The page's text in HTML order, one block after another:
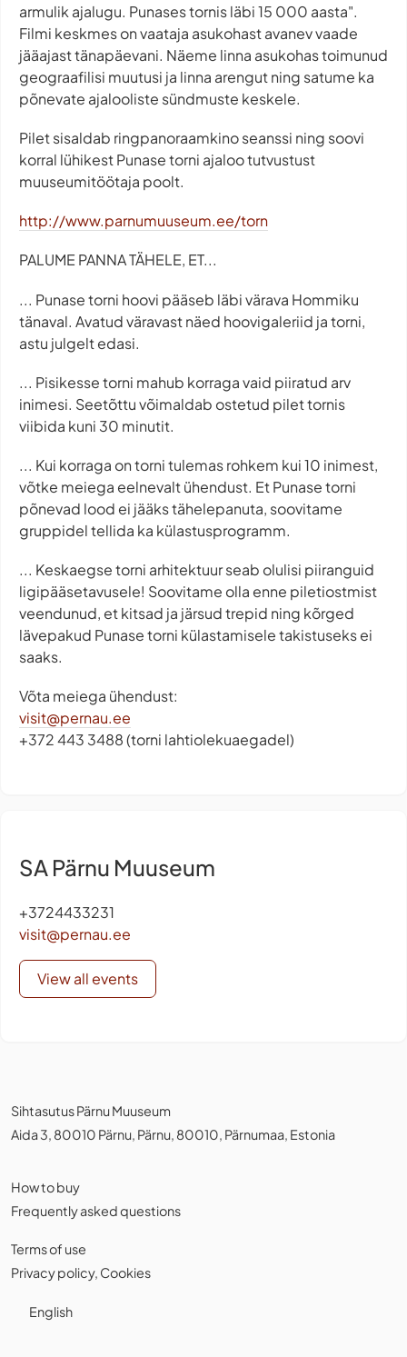
armulik ajalugu. Punases tornis läbi 15 000 aasta".
Filmi keskmes on vaataja asukohast avanev vaade
jääajast tänapäevani. Näeme linna asukohas toimunud
geograafilisi muutusi ja linna arengut ning satume ka
põnevate ajalooliste sündmuste keskele.
Pilet sisaldab ringpanoraamkino seanssi ning soovi
korral lühikest Punase torni ajaloo tutvustust
muuseumitöötaja poolt.
http://www.parnumuuseum.ee/torn
PALUME PANNA TÄHELE, ET...
... Punase torni hoovi pääseb läbi värava Hommiku
tänaval. Avatud väravast näed hoovigaleriid ja torni,
astu julgelt edasi.
... Pisikesse torni mahub korraga vaid piiratud arv
inimesi. Seetõttu võimaldab ostetud pilet tornis
viibida kuni 30 minutit.
... Kui korraga on torni tulemas rohkem kui 10 inimest,
võtke meiega eelnevalt ühendust. Et Punase torni
põnevad lood ei jääks tähelepanuta, soovitame
gruppidel tellida ka külastusprogramm.
... Keskaegse torni arhitektuur seab olulisi piiranguid
ligipääsetavusele! Soovitame olla enne piletiostmist
veendunud, et kitsad ja järsud trepid ning kõrged
lävepakud Punase torni külastamisele takistuseks ei
saaks.
Võta meiega ühendust:
visit@pernau.ee
+372 443 3488 (torni lahtiolekuaegadel)
SA Pärnu Muuseum
+3724433231
visit@pernau.ee
View all events
Sihtasutus Pärnu Muuseum
Aida 3, 80010 Pärnu, Pärnu, 80010, Pärnumaa, Estonia
How to buy
Frequently asked questions
Terms of use
Privacy policy, Cookies
English